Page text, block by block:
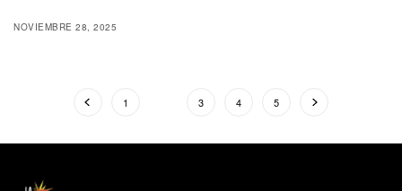
NOVIEMBRE 28, 2025
1 3 4 5